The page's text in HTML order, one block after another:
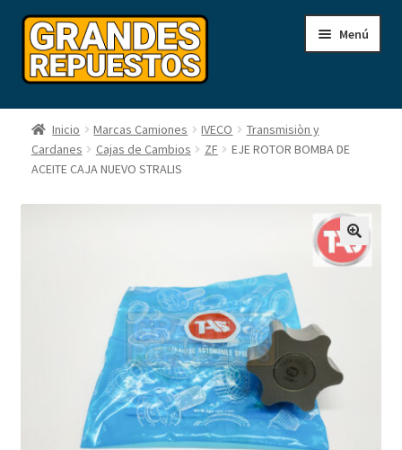
Ir
Ir
Menú
Inicio
Carrito
Contacto
Solicitud de Presupuesto
Inicio Marcas Camiones IVECO
Transmisiòn y
Cardanes
Cajas de Cambios ZF
EJE ROTOR BOMBA DE
ACEITE CAJA NUEVO STRALIS